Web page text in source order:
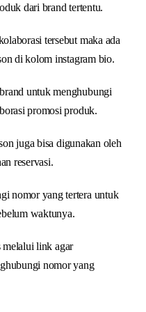
dari brand tertentu.
tersebut maka ada
di kolom instagram bio.
untuk menghubungi
promosi produk.
juga bisa digunakan oleh
reservasi.
nomor yang tertera untuk
waktunya.
melalui link agar
nomor yang